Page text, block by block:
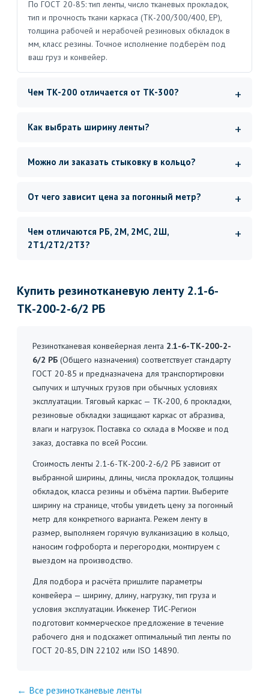
По ГОСТ 20-85: тип ленты, число тканевых прокладок,
тип и прочность ткани каркаса (ТК-200/300/400, ЕР),
толщина рабочей и нерабочей резиновых обкладок в
мм, класс резины. Точное исполнение подберём под
ваш груз и конвейер.
Чем ТК-200 отличается от ТК-300?
Как выбрать ширину ленты?
Можно ли заказать стыковку в кольцо?
От чего зависит цена за погонный метр?
Чем отличаются РБ, 2М, 2МС, 2Ш,
2Т1/2Т2/2Т3?
Купить резинотканевую ленту 2.1-6-
ТК-200-2-6/2 РБ
Резинотканевая конвейерная лента 2.1-6-ТК-200-2-
6/2 РБ (Общего назначения) соответствует стандарту
ГОСТ 20-85 и предназначена для транспортировки
сыпучих и штучных грузов при обычных условиях
эксплуатации. Тяговый каркас — ТК-200, 6 прокладки,
резиновые обкладки защищают каркас от абразива,
влаги и нагрузок. Поставка со склада в Москве и под
заказ, доставка по всей России.
Стоимость ленты 2.1-6-ТК-200-2-6/2 РБ зависит от
выбранной ширины, длины, числа прокладок, толщины
обкладок, класса резины и объёма партии. Выберите
ширину на странице, чтобы увидеть цену за погонный
метр для конкретного варианта. Режем ленту в
размер, выполняем горячую вулканизацию в кольцо,
наносим гофроборта и перегородки, монтируем с
выездом на производство.
Для подбора и расчёта пришлите параметры
конвейера — ширину, длину, нагрузку, тип груза и
условия эксплуатации. Инженер ТИС-Регион
подготовит коммерческое предложение в течение
рабочего дня и подскажет оптимальный тип ленты по
ГОСТ 20-85, DIN 22102 или ISO 14890.
← Все резинотканевые ленты